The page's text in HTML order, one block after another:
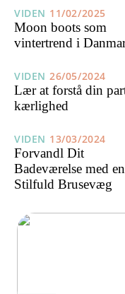
VIDEN 11/02/2025
Moon boots som
vintertrend i
VIDEN 26/05/2024
Lær at forstå din
kærlighed
VIDEN 13/03/2024
Forvandl Dit
Badeværelse med en
Stilfuld Brusevæg